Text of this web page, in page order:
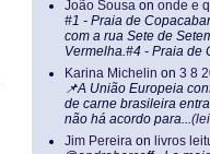
João Sousa on onde e
#1 - Praia de
com a rua Sete de
Vermelha.#4 - Praia de
Karina Michelin on 3 8
📌A União Europeia
de carne brasileira
não há acordo para...
Jim Pereira on livros